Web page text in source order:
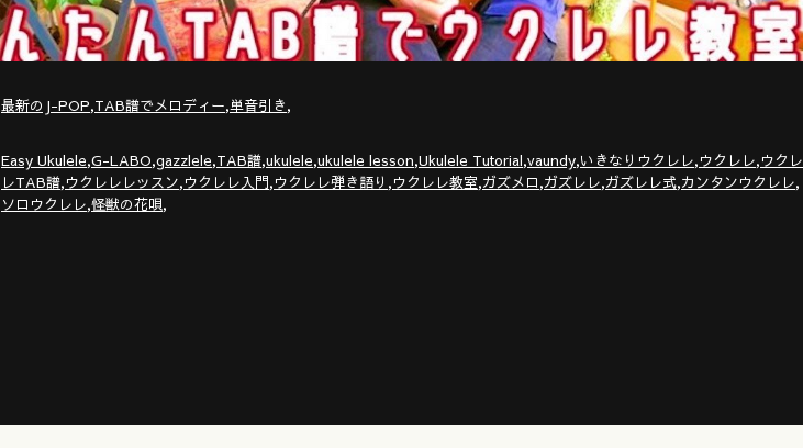
最新のJ-POP,TAB譜でメロディー,単音引き,
Easy Ukulele,G-LABO,gazzlele,TAB譜,ukulele,ukulele lesson,Ukulele Tutorial,vaundy,いきなりウクレレ,ウクレレ,ウクレ
レTAB譜,ウクレレレッスン,ウクレレ入門,ウクレレ弾き語り ,ウクレレ教室,ガズメロ,ガズレレ,ガズレレ式,カンタンウクレレ,
ソロウクレレ,怪獣の花唄,